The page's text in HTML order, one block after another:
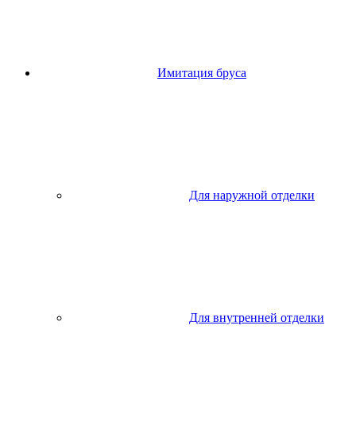
Имитация бруса
Для наружной отделки
Для внутренней отделки